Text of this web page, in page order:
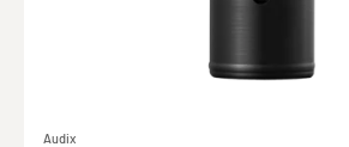
Audix